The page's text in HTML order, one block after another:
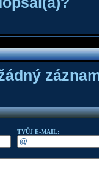
TVŮJ E-MAIL: